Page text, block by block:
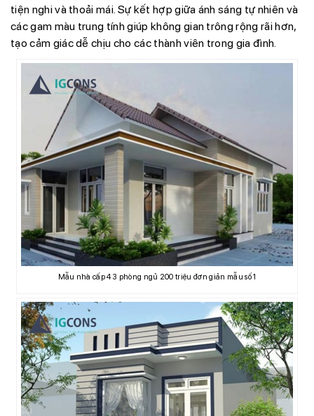
tiện nghi và thoải mái. Sự kết hợp giữa ánh sáng tự nhiên và
các gam màu trung tính giúp không gian trông rộng rãi hơn,
tạo cảm giác dễ chịu cho các thành viên trong gia đình.
Mẫu nhà cấp 4 3 phòng ngủ 200 triệu đơn giản mẫu số 1